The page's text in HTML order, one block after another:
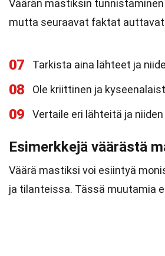
Väärän mastiksin
mutta seuraavat faktat auttavat
07 Tarkista aina lähteet ja
08 Ole kriittinen ja
09 Vertaile eri lähteitä ja
Esimerkkejä väärästä
Väärä mastiksi voi esiintyä
ja tilanteissa. Tässä muutamia